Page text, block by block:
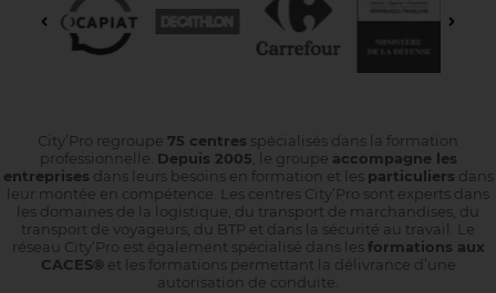
City’Pro regroupe 75 centres spécialisés dans la formation
professionnelle. Depuis 2005, le groupe accompagne les
entreprises dans leurs besoins en formation et les particuliers dans
leur montée en compétence. Les centres City’Pro sont experts dans
les domaines de la logistique, du transport de marchandises, du
transport de voyageurs, du BTP et dans la sécurité au travail. Le
réseau City’Pro est également spécialisé dans lesformations aux
CACES® et les formations permettant la délivrance d’une
autorisation de conduite.